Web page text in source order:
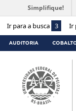
Ir para a busca 3 Ir
Simplifique!
AUDITORIA